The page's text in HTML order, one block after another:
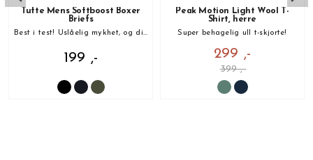
Tufte Mens Softboost Boxer
Briefs
Best i test! Uslåelig mykhet, og din nye favoritt!
199 ,-
Peak Motion Light Wool T-
Shirt, herre
Super behagelig ull t-skjorte!
299 ,-
399 ,-